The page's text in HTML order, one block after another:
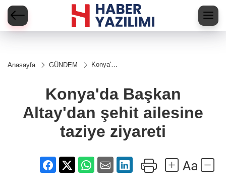
Anasayfa GÜNDEM
Konya'da
şehit
ailesine
ziyareti
Konya'da Başkan
Altay'dan şehit ailesine
taziye ziyareti